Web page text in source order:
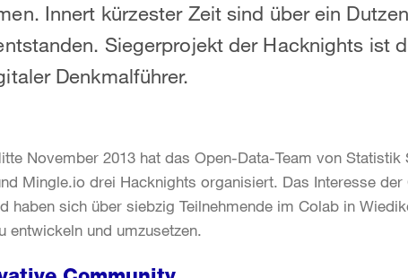
Innert kürzester Zeit sind über ein
Siegerprojekt der Hacknights ist
Denkmalführer.
November 2013 hat das Open-Data-Team von Statistik
Mingle.io drei Hacknights organisiert. Das Interesse
haben sich über siebzig Teilnehmende im Colab in
entwickeln und umzusetzen.